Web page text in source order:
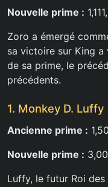
Nouvelle prime :
Zoro a émergé
sa victoire sur King a
de sa prime, le
précédents.
1. Monkey D. Luffy
Ancienne prime :
Nouvelle prime :
Luffy, le futur Roi